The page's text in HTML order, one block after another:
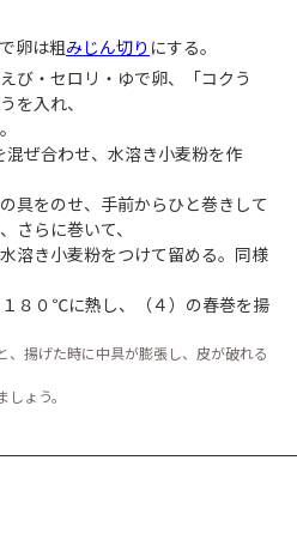
卵は粗みじん切り にする。
び・セロリ・ゆで卵、「コクう
を入れ、
混ぜ合わせ、水溶き小麦粉を作
具をのせ、手前からひと巻きして
さらに巻いて、
溶き小麦粉をつけて留める。同様
８０℃に熱し、（４）の春巻を揚
、揚げた時に中具が膨張し、皮が破れる
ょう。